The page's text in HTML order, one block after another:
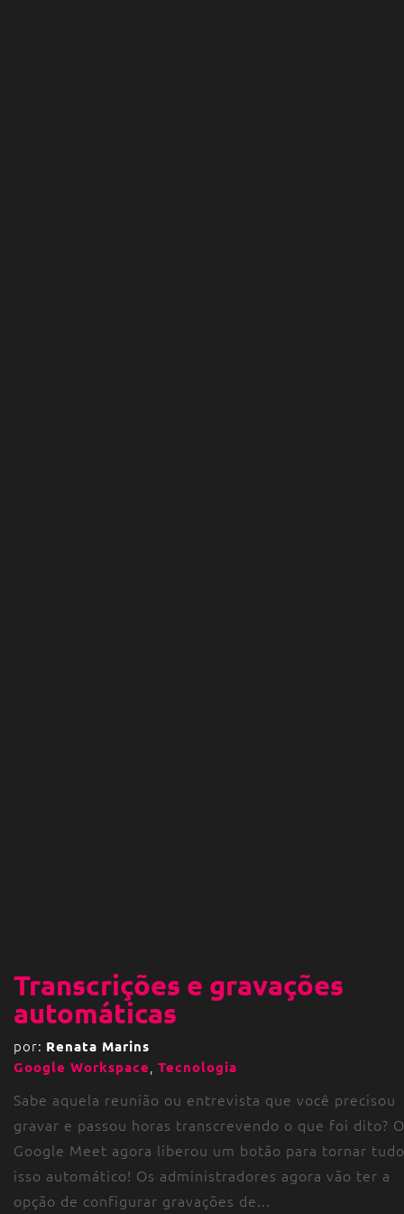
Transcrições e gravações
automáticas
por: Renata Marins
Google Workspace ,Tecnologia
Sabe aquela reunião ou entrevista que você precisou
gravar e passou horas transcrevendo o que foi dito?
Google Meet agora liberou um botão para tornar
isso automático! Os administradores agora vão ter a
opção de configurar gravações de...